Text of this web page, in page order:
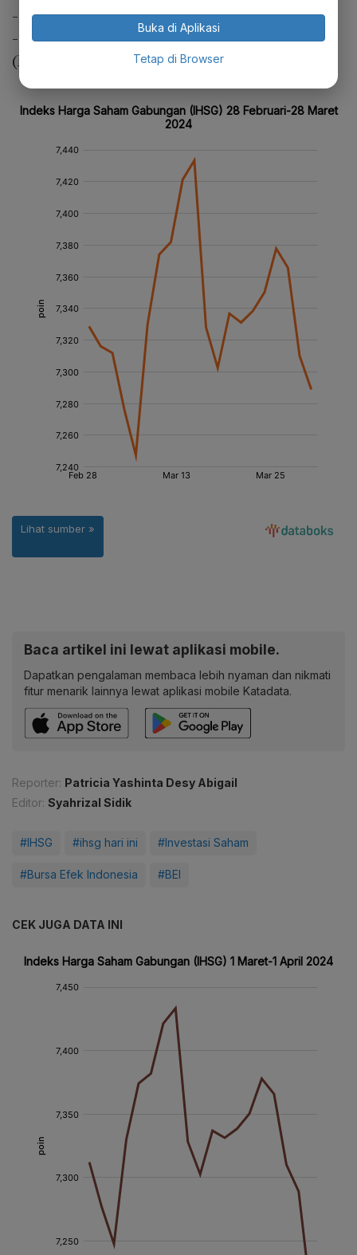
- PT Bank Syariah Indonesia Tbk (BRIS)
- PT Bank Mayapada Internasional Tbk
(MAYA)
Baca artikel ini lewat aplikasi mobile.
Dapatkan pengalaman membaca lebih nyaman dan nikmati
fitur menarik lainnya lewat aplikasi mobile Katadata.
Reporter: Patricia Yashinta Desy Abigail
Editor: Syahrizal Sidik
#IHSG #ihsg hari ini #Investasi Saham
#Bursa Efek Indonesia #BEI
CEK JUGA DATA INI
Buka di Aplikasi
Tetap di Browser